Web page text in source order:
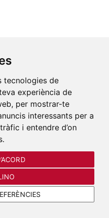
tecnologies de
experiència de
per mostrar-te
interessants per a
i entendre d’on